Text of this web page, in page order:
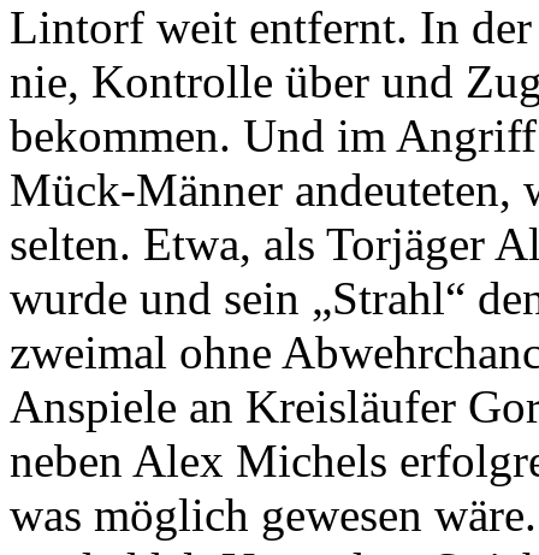
Lintorf weit entfernt. In der
nie, Kontrolle über und
bekommen. Und im
Mück-Männer andeuteten,
selten. Etwa, als Torjäger
wurde und sein „Strahl“
zweimal ohne
Anspiele an Kreisläufer
neben Alex Michels
was möglich gewesen